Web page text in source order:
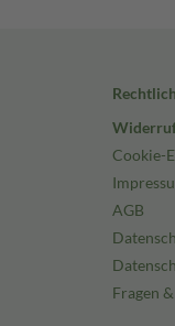
Cookie-
AGB
Fragen